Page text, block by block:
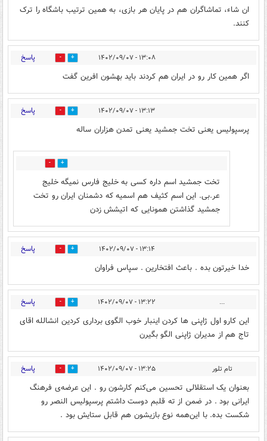
ان شاء، تماشاگران هم در پایان هر بازی، به همین ترتیب باشگاه را ترک
کنند.
۱۳:۰۸ - ۱۴۰۲/۰۹/۰۷ 8 پاسخ
اگر همین کار رو در ایران هم کردند باید بهشون افرین گفت
۱۳:۱۳ - ۱۴۰۲/۰۹/۰۷ 17 پاسخ
پرسپولیس یعنی تخت جمشید یعنی تمدن هزاران ساله
2
تخت جمشید اسم داره کسی به خلیج فارس نمیگه خلیج
عر.بی. این اسم کثیف هم اسمیه که دشمنان ایران رو تخت
جمشید گذاشتن همونایی که اتیشش زدن
۱۳:۱۴ - ۱۴۰۲/۰۹/۰۷ 12 پاسخ
خدا خیرتون بده . باعث افتخارین . سپاس فراوان
... ۱۳:۲۲ - ۱۴۰۲/۰۹/۰۷ 10 پاسخ
این کارو اول ژاپنی ها کردن اینبار خوب الگوی برداری کردین انشالله اقای
تاج هم از مدیران ژاپنی الگو بگیرن
تام تلور ۱۳:۲۵ - ۱۴۰۲/۰۹/۰۷ 7 پاسخ
بعنوان یک استقلالی تحسین می‌کنم کارشون رو . این عرضه‌ی فرهنگ
ایرانی بود . در ضمن از ته قلبم دوست داشتم پرسپولیس النصر رو
شکست بده. با این‌همه نوع بازیشون هم قابل ستایش بود .